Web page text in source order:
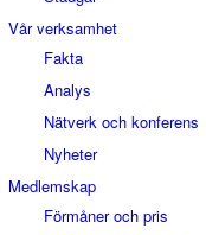
Vår verksamhet
Fakta
Analys
Nätverk och konferens
Nyheter
Medlemskap
Förmåner och pris